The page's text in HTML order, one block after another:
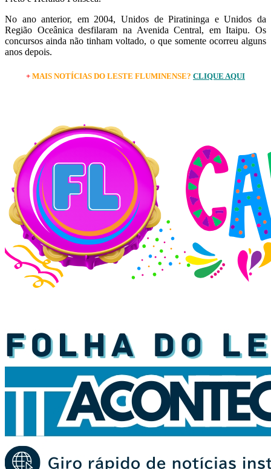
No ano anterior, em 2004, Unidos de Piratininga e Unidos da
Região Oceânica desfilaram na Avenida Central, em Itaipu. Os
concursos ainda não tinham voltado, o que somente ocorreu alguns
anos depois.
+ MAIS NOTÍCIAS DO LESTE FLUMINENSE? CLIQUE AQUI